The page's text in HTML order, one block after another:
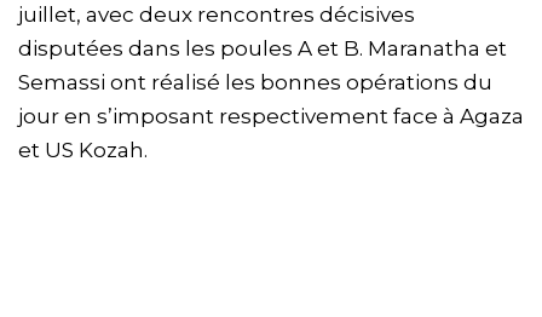
juillet, avec deux rencontres décisives
disputées dans les poules A et B. Maranatha et
Semassi ont réalisé les bonnes opérations du
jour en s’imposant respectivement face à Agaza
et US Kozah.